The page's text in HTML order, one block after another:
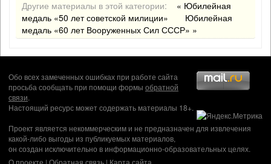
Другие материалы в этой категории:
« Юбилейная
медаль «50 лет советской милиции»
Юбилейная
медаль «60 лет Вооруженных Сил СССР» »
Обо всех замеченных ошибках при работе сайта
просьба сообщать при помощи формы обратной
связи.
Настоящий ресурс может содержать материалы 18+.
Проект является некоммерческим и не предназначен для извлечения
какой-либо выгоды из публикуемых материалов,
он создан исключительно в информационно-образовательных целях.
О проекте | Обратная связь | Карта сайта